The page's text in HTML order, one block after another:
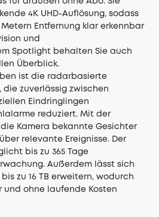
4K UHD-Auflösung, sodass
Entfernung klar erkennbar
und
Spotlight behalten Sie auch
Überblick.
ist die radarbasierte
die zuverlässig zwischen
Eindringlingen
reduziert. Mit der
Kamera bekannte Gesichter
relevante Ereignisse. Der
bis zu 365 Tage
Außerdem lässt sich
zu 16 TB erweitern, wodurch
und ohne laufende Kosten